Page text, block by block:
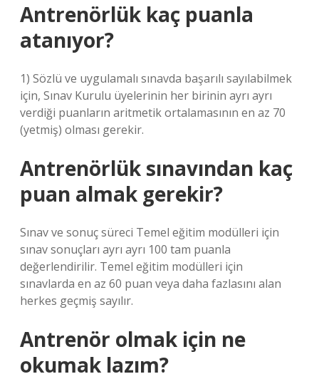
Antrenörlük kaç puanla
atanıyor?
1) Sözlü ve uygulamalı sınavda başarılı sayılabilmek
için, Sınav Kurulu üyelerinin her birinin ayrı ayrı
verdiği puanların aritmetik ortalamasının en az 70
(yetmiş) olması gerekir.
Antrenörlük sınavından kaç
puan almak gerekir?
Sınav ve sonuç süreci Temel eğitim modülleri için
sınav sonuçları ayrı ayrı 100 tam puanla
değerlendirilir. Temel eğitim modülleri için
sınavlarda en az 60 puan veya daha fazlasını alan
herkes geçmiş sayılır.
Antrenör olmak için ne
okumak lazım?